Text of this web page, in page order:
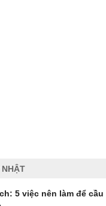
5 việc nên làm để